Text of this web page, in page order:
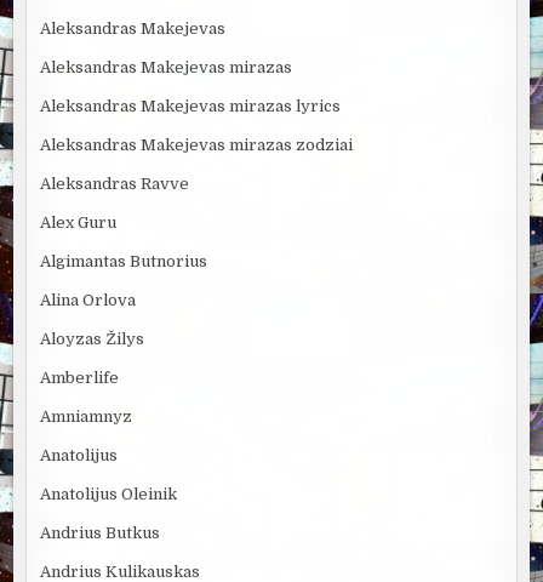
Aleksandras Makejevas
Aleksandras Makejevas mirazas
Aleksandras Makejevas mirazas lyrics
Aleksandras Makejevas mirazas zodziai
Aleksandras Ravve
Alex Guru
Algimantas Butnorius
Alina Orlova
Aloyzas Žilys
Amberlife
Amniamnyz
Anatolijus
Anatolijus Oleinik
Andrius Butkus
Andrius Kulikauskas